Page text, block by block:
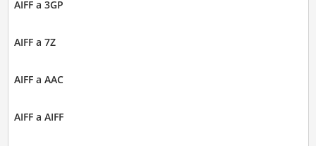
AIFF a 3GP
AIFF a 7Z
AIFF a AAC
AIFF a AIFF